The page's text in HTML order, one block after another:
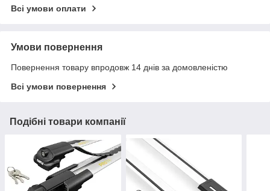
Всі умови оплати
Умови повернення
Повернення товару впродовж 14 днів за домовленістю
Всі умови повернення
Подібні товари компанії